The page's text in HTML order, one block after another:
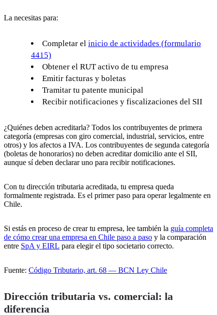
La necesitas para:
Completar el inicio de actividades (formulario
4415)
Obtener el RUT activo de tu empresa
Emitir facturas y boletas
Tramitar tu patente municipal
Recibir notificaciones y fiscalizaciones del SII
¿Quiénes deben acreditarla? Todos los contribuyentes de primera
categoría (empresas con giro comercial, industrial, servicios, entre
otros) y los afectos a IVA. Los contribuyentes de segunda categoría
(boletas de honorarios) no deben acreditar domicilio ante el SII,
aunque sí deben declarar uno para recibir notificaciones.
Con tu dirección tributaria acreditada, tu empresa queda
formalmente registrada. Es el primer paso para operar legalmente en
Chile.
Si estás en proceso de crear tu empresa, lee también la guía completa
de cómo crear una empresa en Chile paso a paso y la comparación
entre SpA y EIRL para elegir el tipo societario correcto.
Fuente: Código Tributario, art. 68 — BCN Ley Chile
Dirección tributaria vs. comercial: la
diferencia